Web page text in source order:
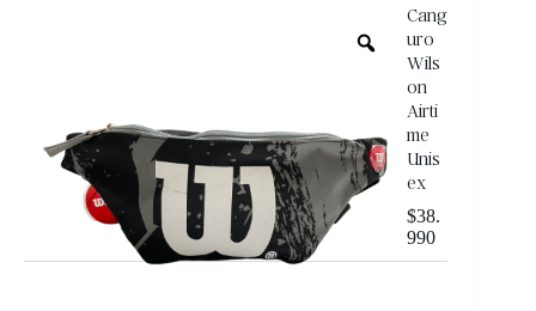
Cang
uro
Wils
on
Airti
me
Unis
ex
$38.
990